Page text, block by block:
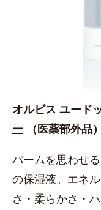
オルビス ユード
ー （医薬部外品）
バームを思わせ
の保湿液。エネ
さ・柔らかさ・